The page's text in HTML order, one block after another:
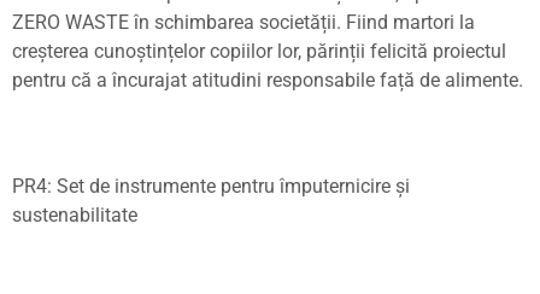
ZERO WASTE în schimbarea societății. Fiind martori la
creșterea cunoștințelor copiilor lor, părinții felicită proiectul
pentru că a încurajat atitudini responsabile față de alimente.
PR4: Set de instrumente pentru împuternicire și
sustenabilitate